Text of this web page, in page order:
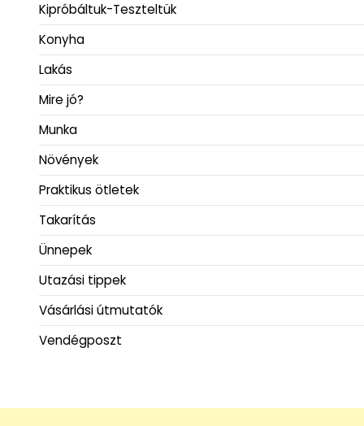
Kipróbáltuk-Teszteltük
Konyha
Lakás
Mire jó?
Munka
Növények
Praktikus ötletek
Takarítás
Ünnepek
Utazási tippek
Vásárlási útmutatók
Vendégposzt